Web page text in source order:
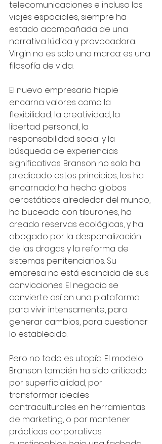
telecomunicaciones e incluso los
viajes espaciales, siempre ha
estado acompañada de una
narrativa lúdica y provocadora.
Virgin no es solo una marca: es una
filosofía de vida.
El nuevo empresario hippie
encarna valores como la
flexibilidad, la creatividad, la
libertad personal, la
responsabilidad social y la
búsqueda de experiencias
significativas. Branson no solo ha
predicado estos principios, los ha
encarnado: ha hecho globos
aerostáticos alrededor del mundo,
ha buceado con tiburones, ha
creado reservas ecológicas, y ha
abogado por la despenalización
de las drogas y la reforma de
sistemas penitenciarios. Su
empresa no está escindida de sus
convicciones. El negocio se
convierte así en una plataforma
para vivir intensamente, para
generar cambios, para cuestionar
lo establecido.
Pero no todo es utopía. El modelo
Branson también ha sido criticado
por superficialidad, por
transformar ideales
contraculturales en herramientas
de marketing, o por mantener
prácticas corporativas